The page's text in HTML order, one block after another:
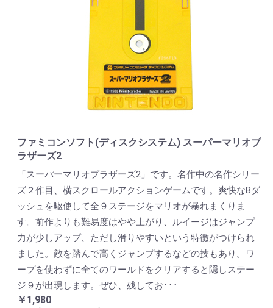
ファミコンソフト(ディスクシステム) スーパーマリオブ
ラザーズ2
「スーパーマリオブラザーズ2」です。名作中の名作シリー
ズ２作目、横スクロールアクションゲームです。爽快なBダ
ッシュを駆使して全９ステージをマリオが暴れまくりま
す。前作よりも難易度はやや上がり、ルイージはジャンプ
力が少しアップ、ただし滑りやすいという特徴がつけられ
ました。敵を踏んで高くジャンプするなどの技もあり。ワ
ープを使わずに全てのワールドをクリアすると隠しステー
ジ９が出現します。ぜひ、残してお･･･
￥1,980